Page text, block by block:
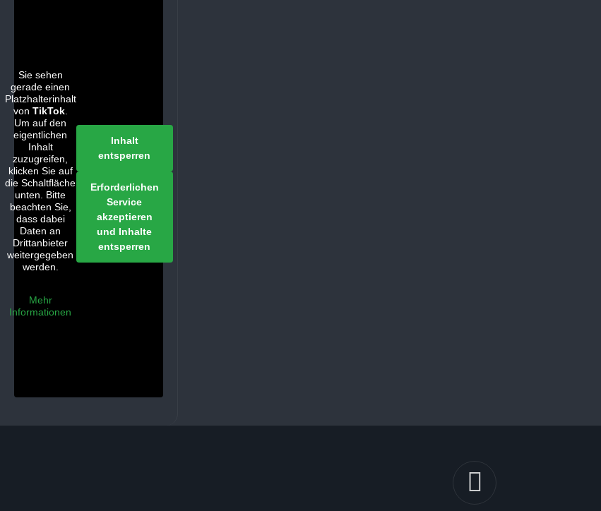
Sie sehen
gerade einen
Platzhalterinhalt
von TikTok.
Um auf den
eigentlichen
Inhalt
zuzugreifen,
klicken Sie auf
die Schaltfläche
unten. Bitte
beachten Sie,
dass dabei
Daten an
Drittanbieter
weitergegeben
werden.
Mehr
Informationen
Inhalt
entsperren
Erforderlichen
Service
akzeptieren
und Inhalte
entsperren